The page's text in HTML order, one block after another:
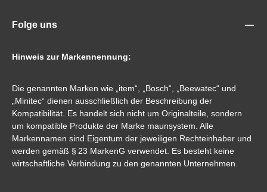
Folge uns
Hinweis zur Markennennung:
Die genannten Marken wie „item“, „Bosch“, „Beewatec“ und
„Minitec“ dienen ausschließlich der Beschreibung der
Kompatibilität. Es handelt sich nicht um Originalteile, sondern
um kompatible Produkte der Marke maunsystem. Alle
Markennamen sind Eigentum der jeweiligen Rechteinhaber und
werden gemäß § 23 MarkenG verwendet. Es besteht keine
wirtschaftliche Verbindung zu den genannten Unternehmen.